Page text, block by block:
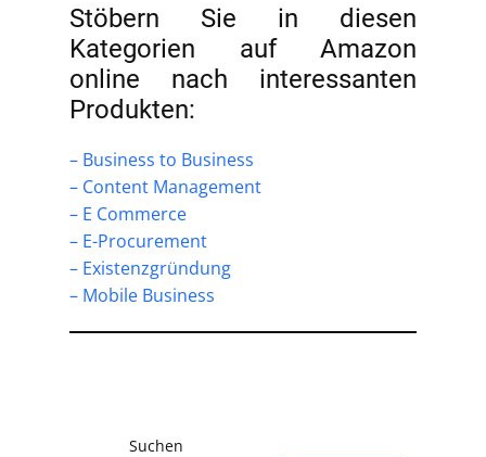
Stöbern Sie in diesen
Kategorien auf Amazon
online nach interessanten
Produkten:
– Business to Business
– Content Management
– E Commerce
– E-Procurement
– Existenzgründung
– Mobile Business
Suchen